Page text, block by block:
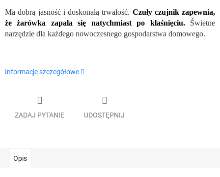
Ma dobrą jasność i doskonałą trwałość. Czuły czujnik zapewnia,
że ​​żarówka zapala się natychmiast po klaśnięciu.Świetne
narzędzie dla każdego nowoczesnego gospodarstwa domowego.
Informacje szczegółowe
ZADAJ PYTANIE UDOSTĘPNIJ
Opis